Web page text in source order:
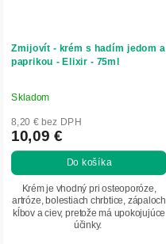
Zmijovít - krém s hadím jedom a
paprikou - Elixir - 75ml
Priemerné
hodnotenie
produktu
je
4,9
5
hviezdičiek.
Skladom
8,20 € bez DPH
10,09 €
Do košíka
Krém je vhodný pri osteoporóze,
artróze, bolestiach chrbtice, zápaloch
kĺbov a ciev, pretože má upokojujúce
účinky.